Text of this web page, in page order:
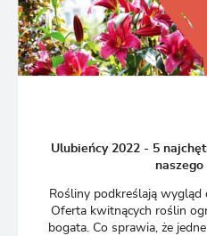
Ulubieńcy 2022 - 5
Rośliny podkreślają
Oferta kwitnących roślin
bogata. Co sprawia, że